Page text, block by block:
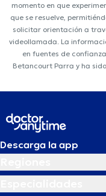
momento en que
que se resuelve,
solicitar orientación a
videollamada. La
en fuentes de
Betancourt Parra y ha
Descarga la app